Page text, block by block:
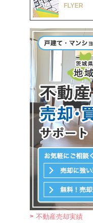
FLYER
不動産売却実績